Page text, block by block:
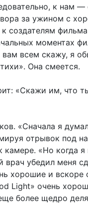
к нам —
за ужином с
создателям
моментах
вам всем скажу, я
Она смеется.
«Скажи им, что
«Сначала я
отрывок под
«Но когда я
врач убедил меня
хорошие и вскоре
Light» очень
более щедро